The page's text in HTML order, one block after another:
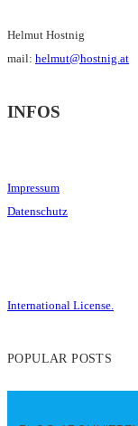
Helmut Hostnig
mail: helmut@hostnig.at
INFOS
Impressum
Datenschutz
International License.
POPULAR POSTS